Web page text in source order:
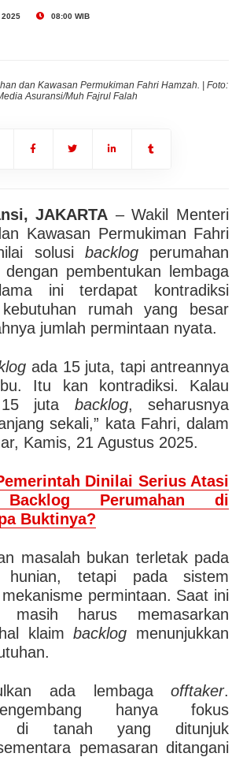
2025 08:00 WIB
dan Kawasan Permukiman Fahri Hamzah. | Foto:
Asuransi/Muh Fajrul Falah
JAKARTA – Wakil Menteri
Kawasan Permukiman Fahri
solusi backlogperumahan
pembentukan lembaga
ini terdapat kontradiksi
rumah yang besar
jumlah permintaan nyata.
ada 15 juta, tapi antreannya
Itu kan kontradiksi. Kalau
15 juta backlog, seharusnya
sekali,” kata Fahri, dalam
Kamis, 21 Agustus 2025.
Dinilai Serius Atasi
Backlog Perumahan di
Buktinya?
masalah bukan terletak pada
hunian, tetapi pada sistem
permintaan. Saat ini
masih harus memasarkan
klaimbacklog menunjukkan
ada lembagaofftaker.
hanya fokus
di tanah yang ditunjuk
pemasaran ditangani